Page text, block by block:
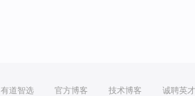
有道智选 官方博客 技术博客 诚聘英才